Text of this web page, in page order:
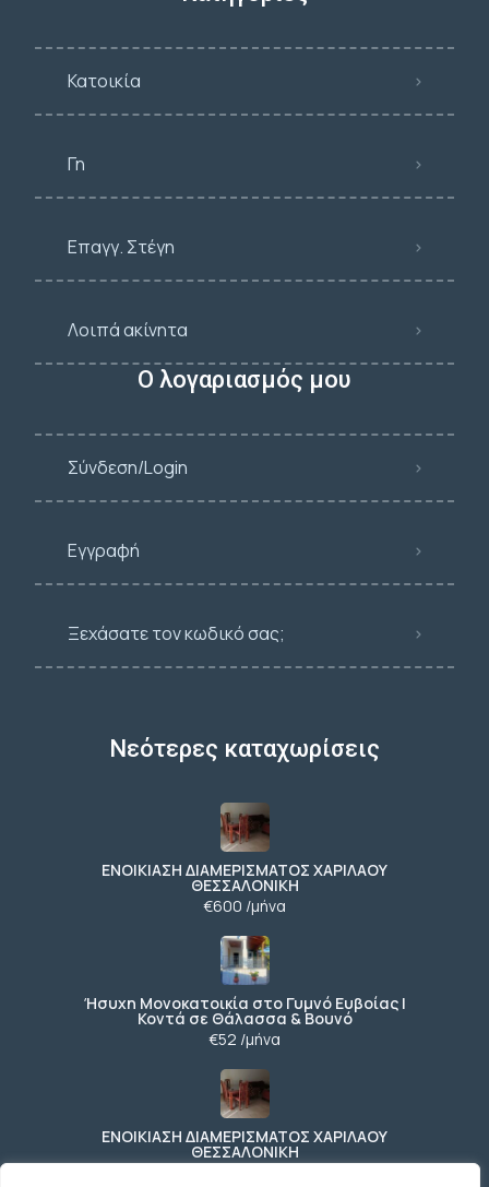
Κατοικία
Γη
Επαγγ. Στέγη
Λοιπά ακίνητα
Ο λογαριασμός μου
Σύνδεση/Login
Εγγραφή
Ξεχάσατε τον κωδικό σας;
Νεότερες καταχωρίσεις
ΕΝΟΙΚΙΑΣΗ ΔΙΑΜΕΡΙΣΜΑΤΟΣ ΧΑΡΙΛΑΟΥ
ΘΕΣΣΑΛΟΝΙΚΗ
€600 /μήνα
Ήσυχη Μονοκατοικία στο Γυμνό Ευβοίας |
Κοντά σε Θάλασσα & Βουνό
€52 /μήνα
ΕΝΟΙΚΙΑΣΗ ΔΙΑΜΕΡΙΣΜΑΤΟΣ ΧΑΡΙΛΑΟΥ
ΘΕΣΣΑΛΟΝΙΚΗ